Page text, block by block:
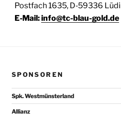
Post­fach 1635, D‑59336
E‑Mail:info@tc-blau-gold.de
SPONSOREN
Spk. Westmünsterland
Allianz